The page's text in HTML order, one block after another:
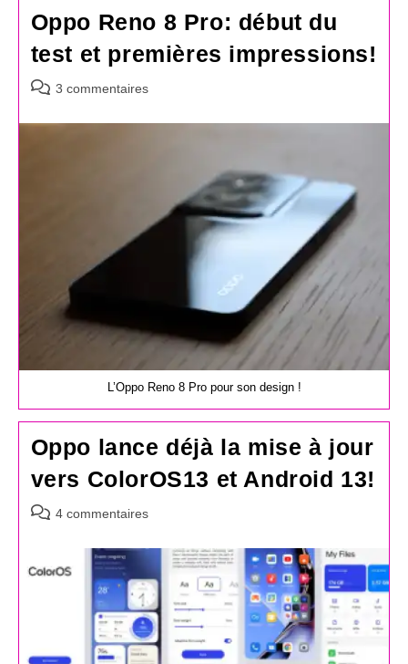
Oppo Reno 8 Pro: début du
test et premières impressions!
Commentaires
la
3 commentaires
L’Oppo Reno 8 Pro pour son design !
Oppo lance déjà la mise à jour
vers ColorOS13 et Android 13!
Commentaires
publication :
4 commentaires